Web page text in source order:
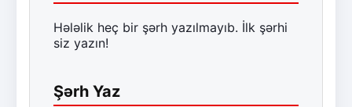
Hələlik heç bir şərh yazılmayıb. İlk şərhi
siz yazın!
Şərh Yaz